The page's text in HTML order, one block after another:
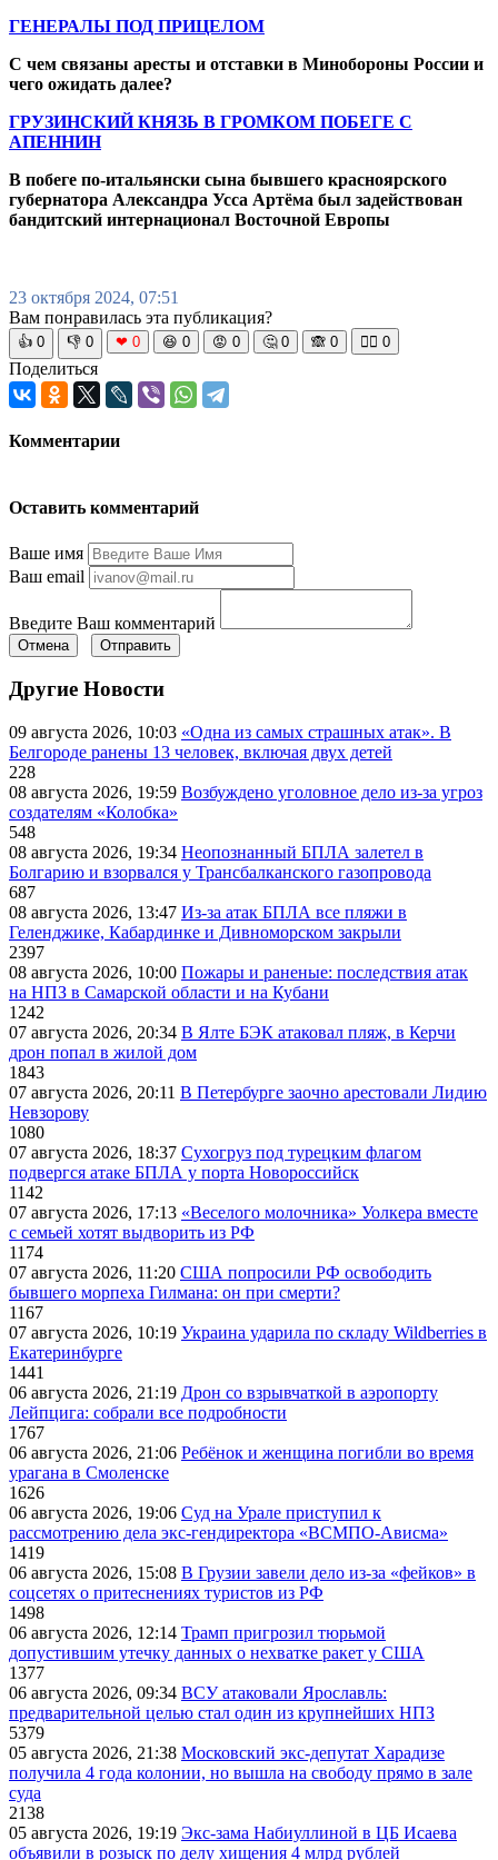
ГЕНЕРАЛЫ ПОД ПРИЦЕЛОМ
С чем связаны аресты и отставки в Минобороны России и
чего ожидать далее?
ГРУЗИНСКИЙ КНЯЗЬ В ГРОМКОМ ПОБЕГЕ С
АПЕННИН
В побеге по-итальянски сына бывшего красноярского
губернатора Александра Усса Артёма был задействован
бандитский интернационал Восточной Европы
23 октября 2024, 07:51
Вам понравилась эта публикация?
👍 0 👎 0 ❤ 0 😆 0 😡 0 🤔 0 🙈 0 🧘‍♀️ 0
Поделиться
Комментарии
Оставить комментарий
Ваше имя
Ваш email
Введите Ваш комментарий
Отмена Отправить
Другие Новости
09 августа 2026, 10:03 «Одна из самых страшных атак». В
Белгороде ранены 13 человек, включая двух детей
228
08 августа 2026, 19:59 Возбуждено уголовное дело из-за угроз
создателям «Колобка»
548
08 августа 2026, 19:34 Неопознанный БПЛА залетел в
Болгарию и взорвался у Трансбалканского газопровода
687
08 августа 2026, 13:47 Из-за атак БПЛА все пляжи в
Геленджике, Кабардинке и Дивноморском закрыли
2397
08 августа 2026, 10:00 Пожары и раненые: последствия атак
на НПЗ в Самарской области и на Кубани
1242
07 августа 2026, 20:34 В Ялте БЭК атаковал пляж, в Керчи
дрон попал в жилой дом
1843
07 августа 2026, 20:11 В Петербурге заочно арестовали Лидию
Невзорову
1080
07 августа 2026, 18:37 Сухогруз под турецким флагом
подвергся атаке БПЛА у порта Новороссийск
1142
07 августа 2026, 17:13 «Веселого молочника» Уолкера вместе
с семьей хотят выдворить из РФ
1174
07 августа 2026, 11:20 США попросили РФ освободить
бывшего морпеха Гилмана: он при смерти?
1167
07 августа 2026, 10:19 Украина ударила по складу Wildberries в
Екатеринбурге
1441
06 августа 2026, 21:19 Дрон со взрывчаткой в аэропорту
Лейпцига: собрали все подробности
1767
06 августа 2026, 21:06 Ребёнок и женщина погибли во время
урагана в Смоленске
1626
06 августа 2026, 19:06 Суд на Урале приступил к
рассмотрению дела экс-гендиректора «ВСМПО-Ависма»
1419
06 августа 2026, 15:08 В Грузии завели дело из-за «фейков» в
соцсетях о притеснениях туристов из РФ
1498
06 августа 2026, 12:14 Трамп пригрозил тюрьмой
допустившим утечку данных о нехватке ракет у США
1377
06 августа 2026, 09:34 ВСУ атаковали Ярославль:
предварительной целью стал один из крупнейших НПЗ
5379
05 августа 2026, 21:38 Московский экс-депутат Харадизе
получила 4 года колонии, но вышла на свободу прямо в зале
суда
2138
05 августа 2026, 19:19 Экс-зама Набиуллиной в ЦБ Исаева
объявили в розыск по делу хищения 4 млрд рублей